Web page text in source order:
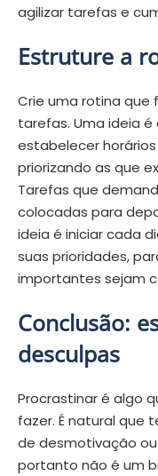
agilizar tarefas e
Estruture a
Crie uma rotina que
tarefas. Uma ideia é
estabelecer
priorizando as que
Tarefas que
colocadas para
ideia é iniciar cada
suas prioridades,
importantes sejam
Conclusão:
desculpas
Procrastinar é algo
fazer. É natural que
de desmotivação
portanto não é um